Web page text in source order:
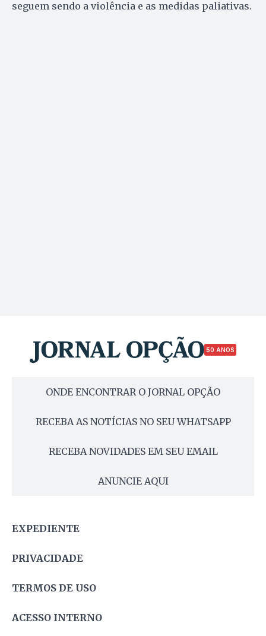
seguem sendo a violência e as medidas paliativas.
50 ANOS
ONDE ENCONTRAR O JORNAL OPÇÃO
RECEBA AS NOTÍCIAS NO SEU WHATSAPP
RECEBA NOVIDADES EM SEU EMAIL
ANUNCIE AQUI
EXPEDIENTE
PRIVACIDADE
TERMOS DE USO
ACESSO INTERNO